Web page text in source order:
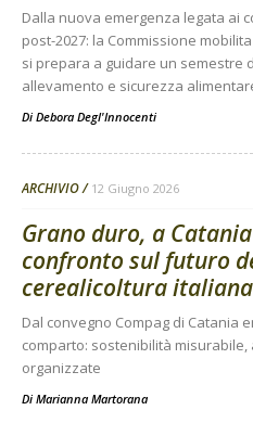
Dalla nuova emergenza legata ai
post-2027: la Commissione
si prepara a guidare un semestre
allevamento e sicurezza
Di Debora Degl'Innocenti
ARCHIVIO 12 Giugno 2026
Grano duro, a
confronto sul futuro
cerealicoltura italiana
Dal convegno Compag di Catania
comparto: sostenibilità
organizzate
Di Marianna Martorana